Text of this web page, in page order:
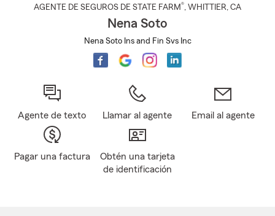
AGENTE DE SEGUROS DE STATE FARM®, WHITTIER, CA
Nena Soto
Nena Soto Ins and Fin Svs Inc
Agente de texto Llamar al agente Email al agente
Pagar una factura
Obtén una tarjeta
de identificación